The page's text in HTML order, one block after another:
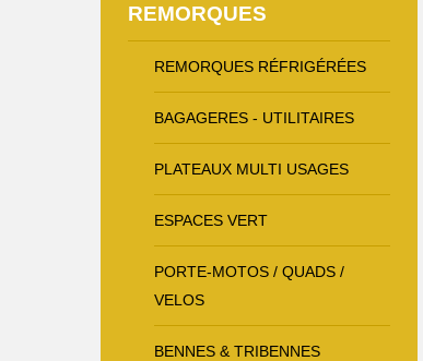
REMORQUES
REMORQUES RÉFRIGÉRÉES
BAGAGERES - UTILITAIRES
PLATEAUX MULTI USAGES
ESPACES VERT
PORTE-MOTOS / QUADS /
VELOS
BENNES & TRIBENNES